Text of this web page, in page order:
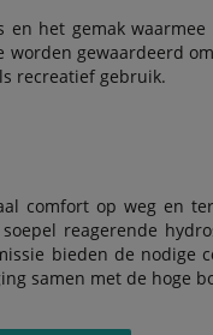
en het gemak
worden gewaardeerd
recreatief gebruik.
comfort op weg en
reagerende
bieden de
samen met de hoge